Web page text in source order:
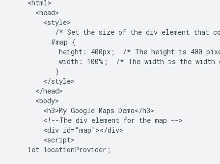
    <html>
      <head>
        <style>
/* Set the size of the div element that
          #map {
height: 400px;  /* The height is 400
width: 100%;  /* The width is the width
           }
        </style>
      </head>
      <body>
        <h3>My Google Maps Demo</h3>
        <!--The div element for the map -->
        <div id="map"></div>
        <script>
    let locationProvider;